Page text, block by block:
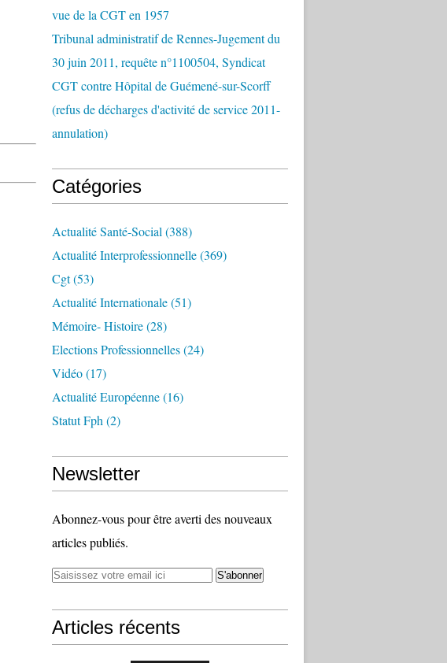
vue de la CGT en 1957
Tribunal administratif de Rennes-Jugement du
30 juin 2011, requête n°1100504, Syndicat
CGT contre Hôpital de Guémené-sur-Scorff
(refus de décharges d'activité de service 2011-
annulation)
Catégories
Actualité Santé-Social (388)
Actualité Interprofessionnelle(369)
Cgt(53)
Actualité Internationale(51)
Mémoire- Histoire(28)
Elections Professionnelles(24)
Vidéo(17)
Actualité Européenne(16)
Statut Fph (2)
Newsletter
Abonnez-vous pour être averti des nouveaux
articles publiés.
Articles récents